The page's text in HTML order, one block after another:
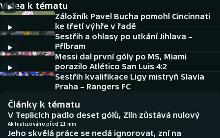
Atletika
Cyklistika
DALŠÍ SPORTY
Americký fotbal
Baseball a softbal
Basketbal
NEPŘEHLÉDNĚTE
Soutěže
Historické návraty
Videa k tématu
Záložník Pavel Bucha pomohl Cincinnati
ke třetí výhře v řadě
Sestřih a ohlasy po utkání Jihlava –
Příbram
Messi dal první góly po MS, Miami
porazilo Atlético San Luis 4:2
Sestřih kvalifikace Ligy mistryň Slavia
Praha – Rangers FC
Články k tématu
V Teplicích padlo deset gólů, Zlín zůstává nulový
Aktualizováno před 21 min
Jeho skvělá práce se nedá ignorovat, zní na